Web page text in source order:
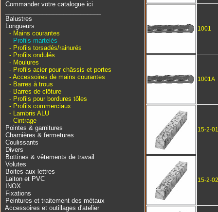
Commander votre catalogue ici
Balustres
Longueurs
- Mains courantes
- Profils martelés
- Profils torsadés/rainurés
- Profils ondulés
- Moulures
- Profils acier pour châssis et portes
- Accessoires de mains courantes
- Barres à trous
- Barres de clôture
- Profils pour bordures tôles
- Profils commerciaux
- Lambris ALU
- Cintrage
Pointes & garnitures
Charnières & fermetures
Coulissants
Divers
Bottines & vêtements de travail
Volutes
Boites aux lettres
Laiton et PVC
INOX
Fixations
Peintures et traitement des métaux
Accessoires et outillages d'atelier
1001
1001A
15-2-01
15-2-02